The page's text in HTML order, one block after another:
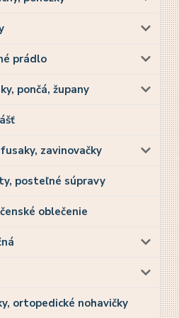
prádlo
pončá, župany
zavinovačky
posteľné súpravy
oblečenie
ortopedické nohavičky